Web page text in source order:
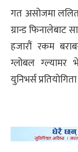
गत असोजमा
ग्रान्ड
हजारौं रकम
ग्लोबल ग्ल्यामर
युनिभर्स